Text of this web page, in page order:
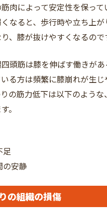
肉によって安定性を保って
なると、歩行時や立ち上
、膝が抜けやすくなるので
頭筋は膝を伸ばす働きが
る方は頻繁に膝崩れが生
の筋力低下は以下のよう
。
足
の安静
の組織の損傷